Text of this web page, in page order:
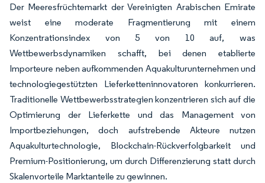
Der Meeresfrüchtemarkt der Vereinigten Arabischen Emirate
weist eine moderate Fragmentierung mit einem
Konzentrationsindex von 5 von 10 auf, was
Wettbewerbsdynamiken schafft, bei denen etablierte
Importeure neben aufkommenden Aquakulturunternehmen und
technologiegestützten Lieferketteninnovatoren konkurrieren.
Traditionelle Wettbewerbsstrategien konzentrieren sich auf die
Optimierung der Lieferkette und das Management von
Importbeziehungen, doch aufstrebende Akteure nutzen
Aquakulturtechnologie, Blockchain-Rückverfolgbarkeit und
Premium-Positionierung, um durch Differenzierung statt durch
Skalenvorteile Marktanteile zu gewinnen.